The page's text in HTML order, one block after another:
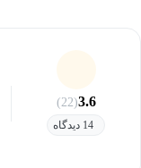
3.6
(22)
14 دیدگاه